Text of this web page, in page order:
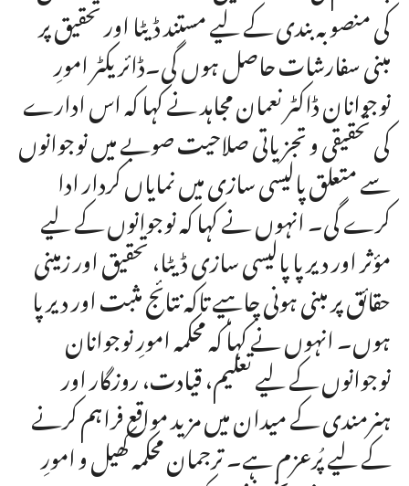
کی منصوبہ بندی کے لیے مستند ڈیٹا اور تحقیق پر
مبنی سفارشات حاصل ہوں گی۔ڈائریکٹر امورِ
نوجوانان ڈاکٹر نعمان مجاہد نے کہا کہ اس ادارے
کی تحقیقی و تجزیاتی صلاحیت صوبے میں نوجوانوں
سے متعلق پالیسی سازی میں نمایاں کردار ادا
کرے گی۔ انہوں نے کہا کہ نوجوانوں کے لیے
مؤثر اور دیرپا پالیسی سازی ڈیٹا، تحقیق اور زمینی
حقائق پر مبنی ہونی چاہیے تاکہ نتائج مثبت اور دیرپا
ہوں۔ انہوں نے کہا کہ محکمہ امورِ نوجوانان
نوجوانوں کے لیے تعلیم، قیادت، روزگار اور
ہنرمندی کے میدان میں مزید مواقع فراہم کرنے
کے لیے پُرعزم ہے۔ ترجمان محکمہ کھیل و امورِ